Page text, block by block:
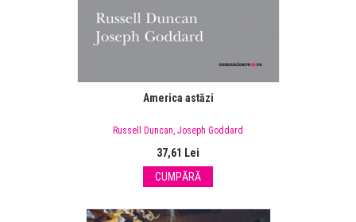
America astăzi
Russell Duncan, Joseph Goddard
37,61 Lei
CUMPĂRĂ